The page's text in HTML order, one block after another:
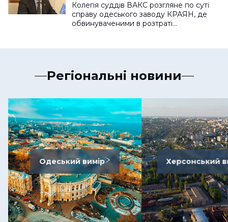
Колегія суддів ВАКС розгляне по суті
справу одеського заводу КРАЯН, де
обвинуваченими в розтраті…
Регіональні новини
Одеський вимір Херсонський